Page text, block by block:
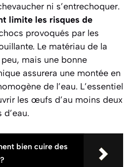
ni s’entrechoquer.
limite les risques de
provoqués par les
Le matériau de la
mais une bonne
assurera une montée en
de l’eau. L’essentiel
les œufs d’au moins deux
bien cuire des